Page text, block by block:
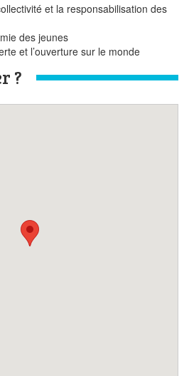
et la responsabilisation des
des jeunes
et l’ouverture sur le monde
?